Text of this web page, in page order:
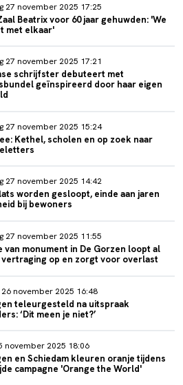
27 november 2025 17:25
Beatrix voor 60 jaar gehuwden: 'We
met elkaar'
27 november 2025 17:21
schrijfster debuteert met
geïnspireerd door haar eigen
27 november 2025 15:24
Kethel, scholen en op zoek naar
27 november 2025 14:42
worden gesloopt, einde aan jaren
bij bewoners
27 november 2025 11:55
van monument in De Gorzen loopt al
vertraging op en zorgt voor overlast
november 2025 16:48
teleurgesteld na uitspraak
‘Dit meen je niet?’
november 2025 18:06
en Schiedam kleuren oranje tijdens
campagne 'Orange the World'